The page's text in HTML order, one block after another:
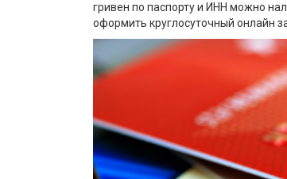
гривен по паспорту и ИНН можно
оформить круглосуточный онлайн